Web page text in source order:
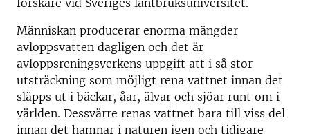
forskare vid Sveriges lantbruksuniversitet.
Människan producerar enorma mängder
avloppsvatten dagligen och det är
avloppsreningsverkens uppgift att i så stor
utsträckning som möjligt rena vattnet innan det
släpps ut i bäckar, åar, älvar och sjöar runt om i
världen. Dessvärre renas vattnet bara till viss del
innan det hamnar i naturen igen och tidigare